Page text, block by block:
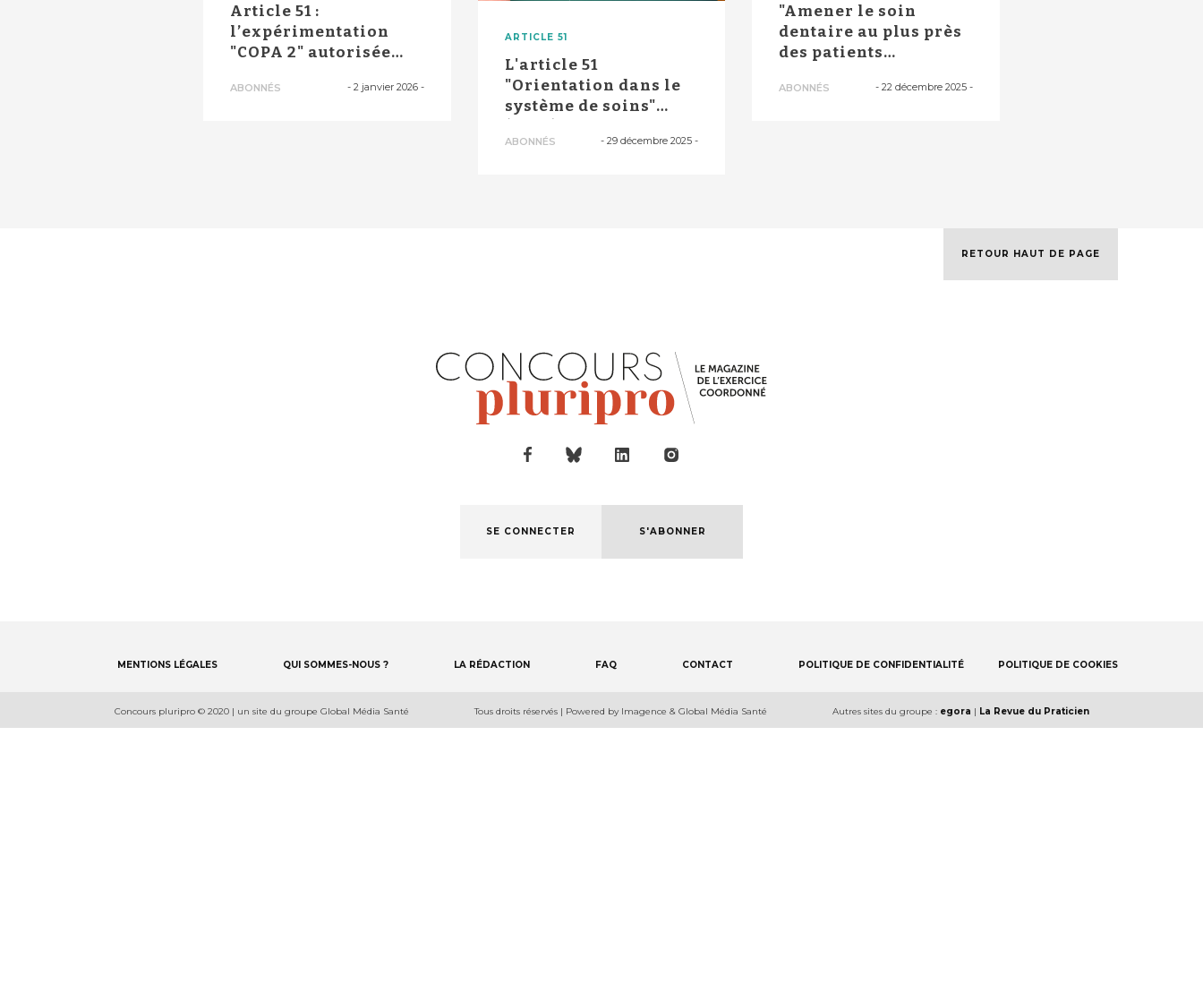
Article 51 :
l’expérimentation
"COPA 2" autorisée
ABONNÉS - 2 janvier 2026-
ARTICLE 51
L'article 51
"Orientation dans le
système de soins"
ABONNÉS -29 décembre 2025 -
"Amener le soin
dentaire au plus près
des patients
ABONNÉS - 22 décembre 2025 -
RETOUR HAUT DE PAGE
SE CONNECTER S'ABONNER
MENTIONS LÉGALES QUI SOMMES-NOUS ? LA RÉDACTION FAQ CONTACT POLITIQUE DE CONFIDENTIALITÉ POLITIQUE DE COOKIES
detail
Concours pluripro © 2020 | un site du groupe Global Média Santé Tous droits réservés | Powered by Imagence & Global Média Santé Autres sites du groupe : egora | La Revue du Praticien